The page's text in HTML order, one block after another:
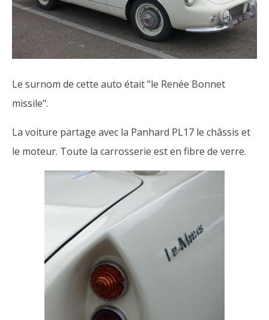
Le surnom de cette auto était "le Renée Bonnet
missile".
La voiture partage avec la Panhard PL17 le châssis et
le moteur. Toute la carrosserie est en fibre de verre.